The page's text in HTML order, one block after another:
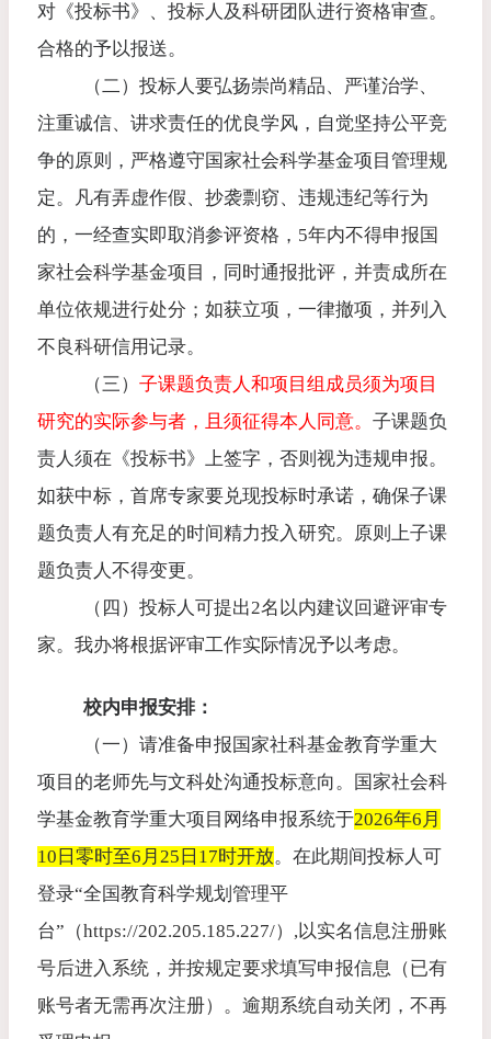
对《投标书》、投标人及科研团队进行资格审查。
合格的予以报送。
（二）投标人要弘扬崇尚精品、严谨治学、
注重诚信、讲求责任的优良学风，自觉坚持公平竞
争的原则，严格遵守国家社会科学基金项目管理规
定。凡有弄虚作假、抄袭剽窃、违规违纪等行为
的，一经查实即取消参评资格， 5年内不得申报国
家社会科学基金项目，同时通报批评，并责成所在
单位依规进行处分；如获立项，一律撤项，并列入
不良科研信用记录。
（三）子课题负责人和项目组成员须为项目
研究的实际参与者，且须征得本人同意。 子课题负
责人须在《投标书》上签字，否则视为违规申报。
如获中标，首席专家要兑现投标时承诺，确保子课
题负责人有充足的时间精力投入研究。原则上子课
题负责人不得变更。
（四）投标人可提出2名以内建议回避评审专
家。我办将根据评审工作实际情况予以考虑。
校内申报安排：
（一）请准备申报国家社科基金教育学重大
项目的老师先与文科处沟通投标意向。国家社会科
学基金教育学重大项目网络申报系统于2026年6月
10日零时至6月25日17时开放。 在此期间投标人可
登录“全国教育科学规划管理平
台”（https://202.205.185.227/） ,以实名信息注册账
号后进入系统，并按规定要求填写申报信息（已有
账号者无需再次注册）。逾期系统自动关闭，不再